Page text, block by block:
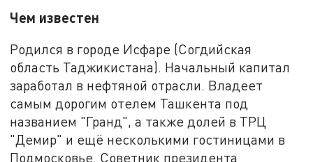
Чем известен
Родился в городе Исфаре (Согдийская
область Таджикистана). Начальный капитал
заработал в нефтяной отрасли. Владеет
самым дорогим отелем Ташкента под
названием "Гранд", а также долей в ТРЦ
"Демир" и ещё несколькими гостиницами в
Подмосковье. Советник президента